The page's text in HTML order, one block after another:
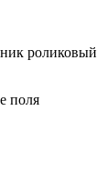
роликовый
поля